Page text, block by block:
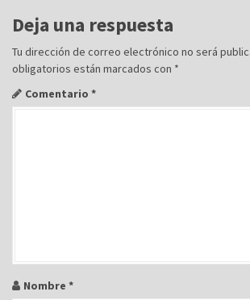
a
c
i
ó
n
a
d
Deja una respuesta
Tu dirección de correo electrónico no será
obligatorios están marcados con *
Comentario *
Nombre *